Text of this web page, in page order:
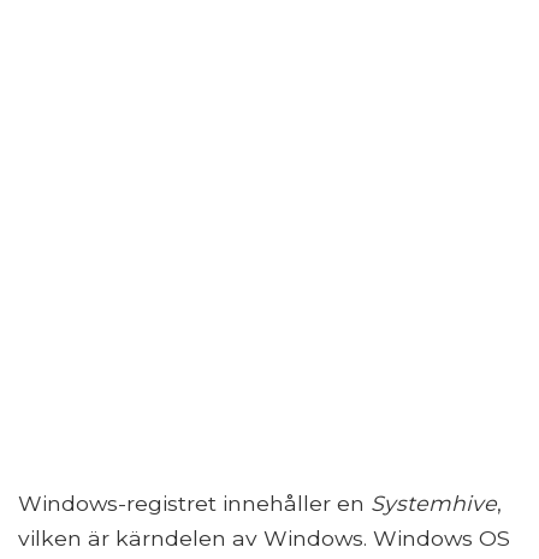
Windows-registret innehåller en Systemhive,
vilken är kärndelen av Windows. Windows OS